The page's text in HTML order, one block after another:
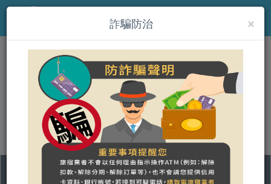
MENU
(jp)萱草森林鄉村民宿
營登名稱：
合法民宿 苗栗縣246號
×
詐騙防治